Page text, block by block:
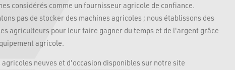
considérés comme un fournisseur agricole de confiance.
pas de stocker des machines agricoles ; nous établissons des
agriculteurs pour leur faire gagner du temps et de l'argent grâce
agricole.
neuves et d'occasion disponibles sur notre site